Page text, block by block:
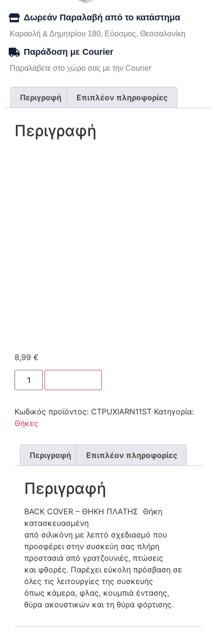
Δωρεάν Παραλαβή από το κατάστημα
Καραολή & Δημητρίου 180, Εύοσμος, Θεσσαλονίκη
Παράδοση με Courier
Παραλάβετε στο χώρο σας με την Courier
Περιγραφή Επιπλέον πληροφορίες
Περιγραφή
8,99 €
Κωδικός προϊόντος: CTPUXIARN11ST Κατηγορία:
Θήκες
Περιγραφή Επιπλέον πληροφορίες
Περιγραφή
BACK COVER – ΘΗΚΗ ΠΛΑΤΗΣ Θήκη
κατασκευασμένη
από σιλικόνη με λεπτό σχεδιασμό που
προσφέρει στην συσκεύη σας πλήρη
προστασιά από γρατζουνιές, πτώσεις
και φθορές. Παρέχει εύκολη πρόσβαση σε
όλες τις λειτουργίες της συσκευής
όπως κάμερα, φλας, κουμπιά έντασης,
θύρα ακουστικών και τη θύρα φόρτισης.